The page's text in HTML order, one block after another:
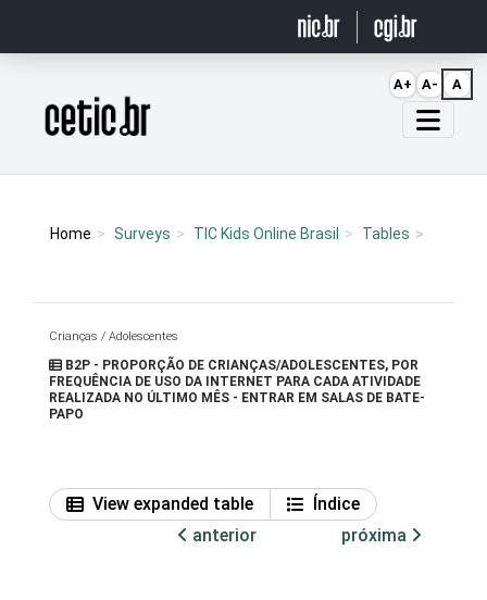
Página inicial
Home Surveys TIC Kids Online Brasil Tables
Crianças / Adolescentes
B2P - PROPORÇÃO DE CRIANÇAS/ADOLESCENTES, POR
FREQUÊNCIA DE USO DA INTERNET PARA CADA ATIVIDADE
REALIZADA NO ÚLTIMO MÊS - ENTRAR EM SALAS DE BATE-
PAPO
View expanded table
Índice
anterior
próxima
A+ A- A